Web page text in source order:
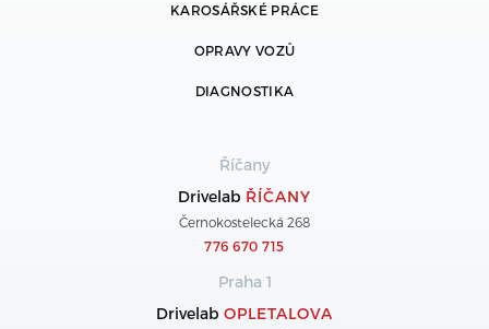
KAROSÁŘSKÉ PRÁCE
OPRAVY VOZŮ
DIAGNOSTIKA
Říčany
Drivelab ŘÍČANY
Černokostelecká 268
776 670 715
Praha 1
Drivelab OPLETALOVA